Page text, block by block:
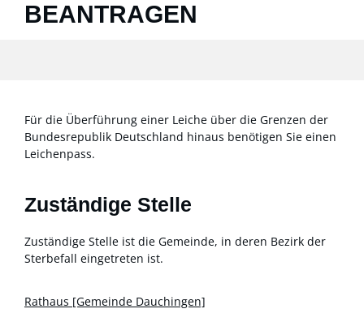
BEANTRAGEN
Für die Überführung einer Leiche über die Grenzen der
Bundesrepublik Deutschland hinaus benötigen Sie einen
Leichenpass.
Zuständige Stelle
Zuständige Stelle ist die Gemeinde, in deren Bezirk der
Sterbefall eingetreten ist.
Rathaus [Gemeinde Dauchingen]